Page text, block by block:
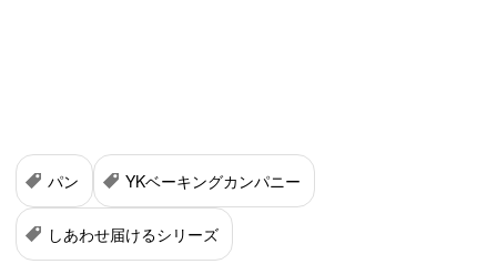
パン YKベーキングカンパニー
しあわせ届けるシリーズ